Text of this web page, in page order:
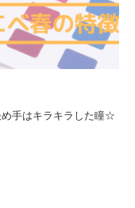
手はキラキラした瞳☆